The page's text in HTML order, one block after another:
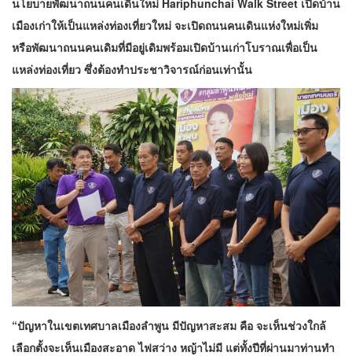
นโยบายพัฒนาถนนคนเดินใหม่ Hariphunchai Walk Street เปิดบ้าน
เมืองเก่าให้เป็นแหล่งท่องเที่ยวใหม่ จะเปิดถนนคนเดินแห่งใหม่เพิ่ม
หรือพัฒนาถนนคนเดิมที่มีอยู่เดิมพร้อมเปิดบ้านเก่าโบราณเพื่อเป็น
แหล่งท่องเที่ยว ซึ่งต้องทำประชาวิจารณ์ก่อนเท่านั้น
“ปัญหาในเขตเทศบาลเมืองลำพูน มีปัญหาสะสม คือ จะเห็นช่วงใกล้
เลือกตั้งจะเห็นเมืองสะอาด ไฟสว่าง หญ้าไม่มี แต่ทั้งปีที่ผ่านมาท่านทำ